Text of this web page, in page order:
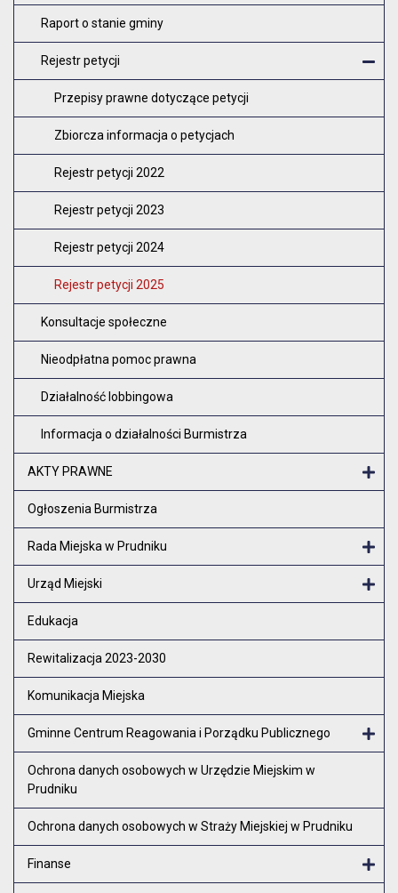
Raport o stanie gminy
Rejestr petycji
Przepisy prawne dotyczące petycji
Zbiorcza informacja o petycjach
Rejestr petycji 2022
Rejestr petycji 2023
Rejestr petycji 2024
Rejestr petycji 2025
Konsultacje społeczne
Nieodpłatna pomoc prawna
Działalność lobbingowa
Informacja o działalności Burmistrza
AKTY PRAWNE
Ogłoszenia Burmistrza
Rada Miejska w Prudniku
Urząd Miejski
Edukacja
Rewitalizacja 2023-2030
Komunikacja Miejska
Gminne Centrum Reagowania i Porządku Publicznego
Ochrona danych osobowych w Urzędzie Miejskim w
Prudniku
Ochrona danych osobowych w Straży Miejskiej w Prudniku
Finanse